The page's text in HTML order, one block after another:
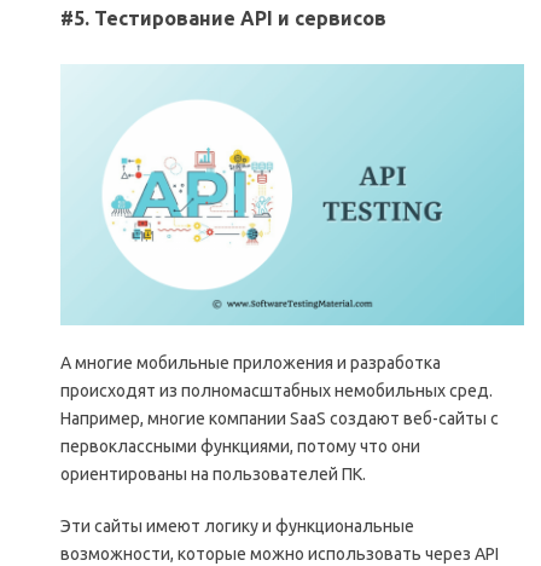
#5. Тестирование API и сервисов
A многие мобильные приложения и разработка
происходят из полномасштабных немобильных сред.
Например, многие компании SaaS создают веб-сайты с
первоклассными функциями, потому что они
ориентированы на пользователей ПК.
Эти сайты имеют логику и функциональные
возможности, которые можно использовать через API